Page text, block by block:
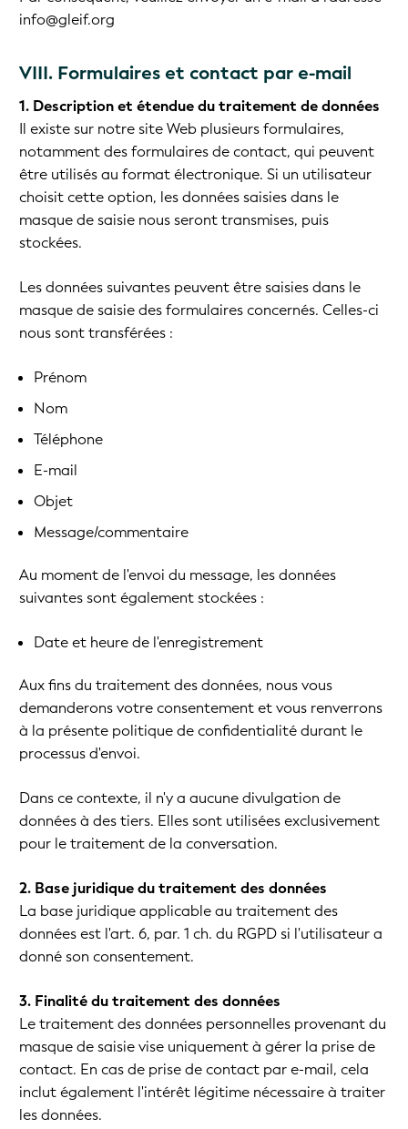
info@gleif.org
VIII. Formulaires et contact par e-mail
1. Description et étendue du traitement de données
Il existe sur notre site Web plusieurs formulaires,
notamment des formulaires de contact, qui peuvent
être utilisés au format électronique. Si un utilisateur
choisit cette option, les données saisies dans le
masque de saisie nous seront transmises, puis
stockées.
Les données suivantes peuvent être saisies dans le
masque de saisie des formulaires concernés. Celles-ci
nous sont transférées :
Prénom
Nom
Téléphone
E-mail
Objet
Message/commentaire
Au moment de l'envoi du message, les données
suivantes sont également stockées :
Date et heure de l'enregistrement
Aux fins du traitement des données, nous vous
demanderons votre consentement et vous renverrons
à la présente politique de confidentialité durant le
processus d'envoi.
Dans ce contexte, il n'y a aucune divulgation de
données à des tiers. Elles sont utilisées exclusivement
pour le traitement de la conversation.
2. Base juridique du traitement des données
La base juridique applicable au traitement des
données est l'art. 6, par. 1 ch. du RGPD si l'utilisateur a
donné son consentement.
3. Finalité du traitement des données
Le traitement des données personnelles provenant du
masque de saisie vise uniquement à gérer la prise de
contact. En cas de prise de contact par e-mail, cela
inclut également l'intérêt légitime nécessaire à traiter
les données.